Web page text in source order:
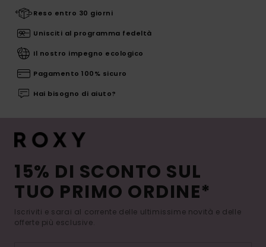
Reso entro 30 giorni
Unisciti al programma fedeltà
Il nostro impegno ecologico
Pagamento 100% sicuro
Hai bisogno di aiuto?
15% DI SCONTO SUL
TUO PRIMO ORDINE*
Iscriviti e sarai al corrente delle ultimissime novità e delle
offerte più esclusive.